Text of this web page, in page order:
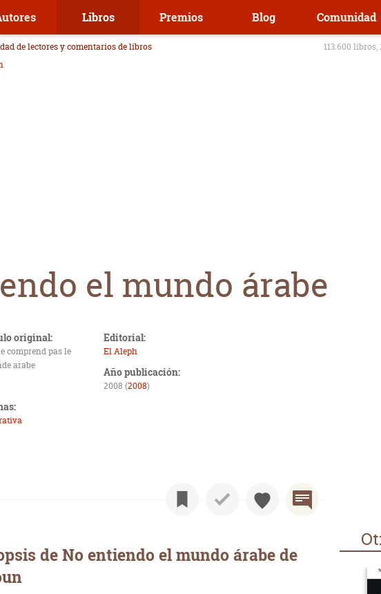
Libros Premios Blog Comunidad
de lectores y comentarios de libros
113.600
el mundo árabe
original:
comprend pas le
arabe
Editorial:
El Aleph
Año publicación:
2008 (2008)
de No entiendo el mundo árabe de